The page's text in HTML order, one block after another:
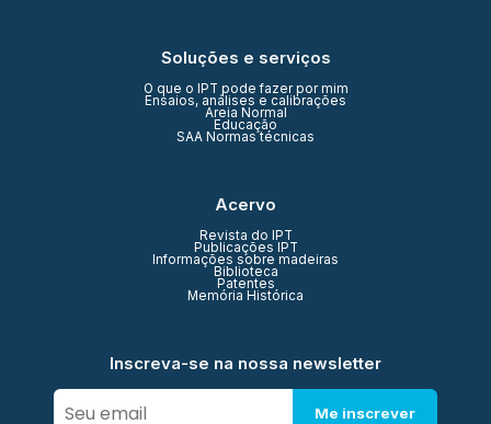
Soluções e serviços
O que o IPT pode fazer por mim
Ensaios, análises e calibrações
Areia Normal
Educação
SAA Normas técnicas
Acervo
Revista do IPT
Publicações IPT
Informações sobre madeiras
Biblioteca
Patentes
Memória Histórica
Inscreva-se na nossa newsletter
Me inscrever